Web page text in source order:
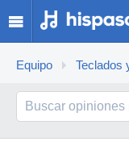
Equipo Teclados